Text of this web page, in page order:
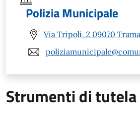
Polizia Municipale
Via Tripoli, 2 09070
Strumenti di tutela